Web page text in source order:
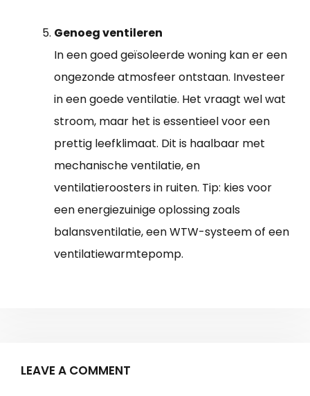
Genoeg ventileren
In een goed geïsoleerde woning kan er een
ongezonde atmosfeer ontstaan. Investeer
in een goede ventilatie. Het vraagt wel wat
stroom, maar het is essentieel voor een
prettig leefklimaat. Dit is haalbaar met
mechanische ventilatie, en
ventilatieroosters in ruiten. Tip: kies voor
een energiezuinige oplossing zoals
balansventilatie, een WTW-systeem of een
ventilatiewarmtepomp.
LEAVE A COMMENT